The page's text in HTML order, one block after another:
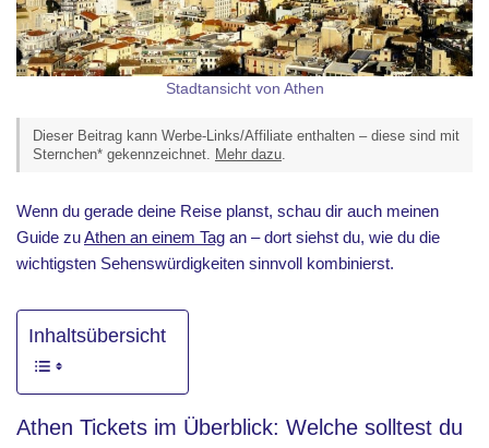
Stadtansicht von Athen
Dieser Beitrag kann Werbe-Links/Affiliate enthalten – diese sind mit
Sternchen* gekennzeichnet. Mehr dazu.
Wenn du gerade deine Reise planst, schau dir auch meinen
Guide zuAthen an einem Tag an – dort siehst du, wie du die
wichtigsten Sehenswürdigkeiten sinnvoll kombinierst.
Inhaltsübersicht
Athen Tickets im Überblick: Welche solltest du